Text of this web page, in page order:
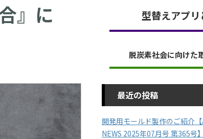
』に
型替えアプリ
脱炭素社会に向けた
最近の投稿
開発用モールド製作のご紹介
NEWS 2025年07月号 第365号】